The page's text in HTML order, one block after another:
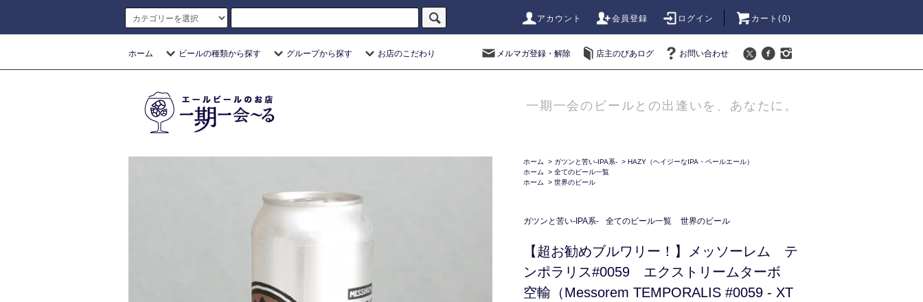
アカウント 会員登録 ログイン カート(0)
ホーム ビールの種類から探す グループから探す お店のこだわり メルマガ登録・解除 店主のびあログ お問い合わせ
一期一会のビールとの出逢いを、あなたに。
ホーム > ガツンと苦い-IPA系- > HAZY（ヘイジーなIPA・ペールエール）
ホーム
> 全てのビール一覧
ホーム
> 世界のビール
ガツンと苦い-IPA系- 全てのビール一覧 世界のビール
【超お勧めブルワリー！】メッソーレム テ
ンポラリス#0059 エクストリームターボ
空輸（Messorem TEMPORALIS #0059 - XT